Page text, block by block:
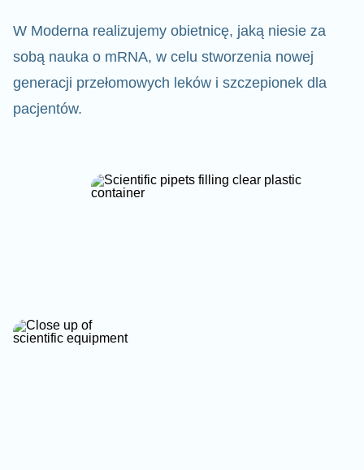
W Moderna realizujemy obietnicę, jaką niesie za
sobą nauka o mRNA, w celu stworzenia nowej
generacji przełomowych leków i szczepionek dla
pacjentów.